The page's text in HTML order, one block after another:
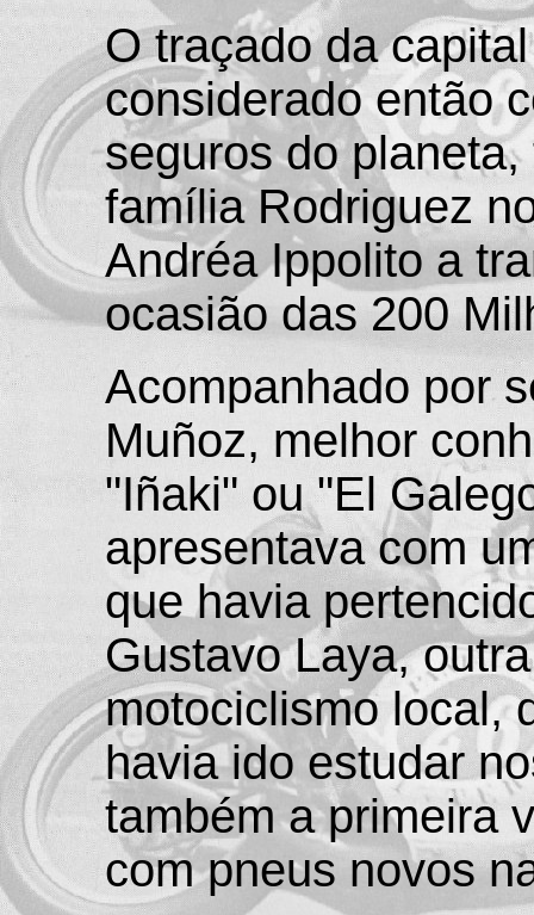
O traçado da
considerado então
seguros do
família Rodriguez
Andréa Ippolito a
ocasião das 200
Acompanhado por
Muñoz, melhor
"Iñaki" ou "El
apresentava com
que havia
Gustavo Laya,
motociclismo local,
havia ido estudar
também a primeira
com pneus novos